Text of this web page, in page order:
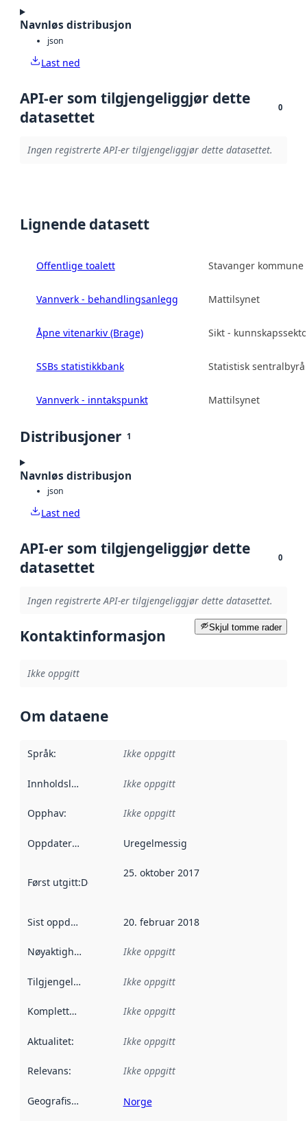
Navnløs distribusjon
json
Last ned
API-er som tilgjengeliggjør dette
datasettet
0
Ingen registrerte API-er tilgjengeliggjør dette datasettet.
Lignende datasett
Offentlige toalett Stavanger kommune
Vannverk - behandlingsanlegg Mattilsynet
Åpne vitenarkiv (Brage) Sikt -
SSBs statistikkbank Statistisk sentralbyrå
Vannverk - inntakspunkt Mattilsynet
Distribusjoner 1
Navnløs distribusjon
json
Last ned
API-er som tilgjengeliggjør dette
datasettet
0
Ingen registrerte API-er tilgjengeliggjør dette datasettet.
Skjul tomme rader
Kontaktinformasjon
Ikke oppgitt
Om dataene
Språk: Ikke oppgitt
Innholdsleverandører :
Ikke oppgitt
Opphav: Ikke oppgitt
Oppdateringsfrekvens :
Uregelmessig
Først utgitt:Denne datoen sier når dataene i dette
25. oktober 2017
Sist oppdatert 20. februar 2018
Nøyaktighet Ikke oppgitt
Tilgjengelighet Ikke oppgitt
Kompletthet Ikke oppgitt
Aktualitet: Ikke oppgitt
Relevans: Ikke oppgitt
Geografisk avgrensning :
Norge